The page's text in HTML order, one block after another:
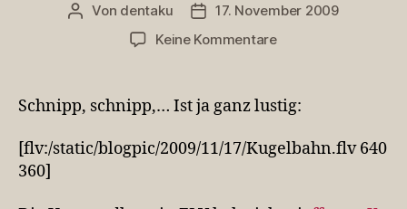
Beitragsautor
Von dentaku Veröffentlichungsdatum
17. November 2009
Keine Kommentarezu
iMovie
rumgespielt
Schnipp, schnipp,… Ist ja ganz lustig:
[flv:/static/blogpic/2009/11/17/Kugelbahn.flv 640
360]